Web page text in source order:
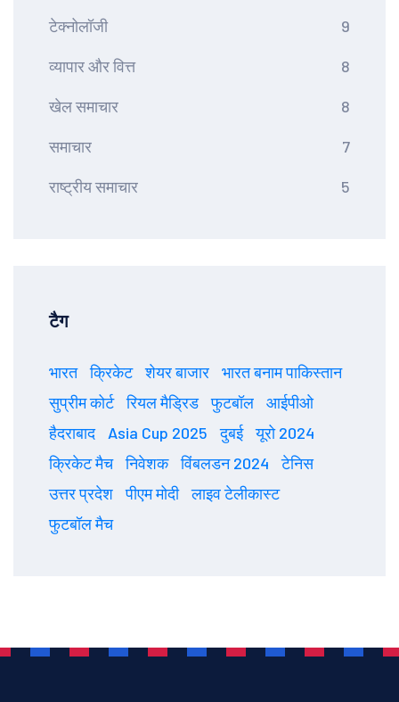
टेक्नोलॉजी 9
व्यापार और वित्त 8
खेल समाचार 8
समाचार 7
राष्ट्रीय समाचार 5
टैग
भारत क्रिकेट शेयर बाजार
भारत बनाम पाकिस्तान
सुप्रीम कोर्ट
रियल मैड्रिड फुटबॉल
आईपीओ
हैदराबाद
Asia Cup 2025 दुबई
यूरो 2024
क्रिकेट मैच
निवेशक विंबलडन 2024
टेनिस
उत्तर प्रदेश
पीएम मोदी
लाइव टेलीकास्ट
फुटबॉल मैच